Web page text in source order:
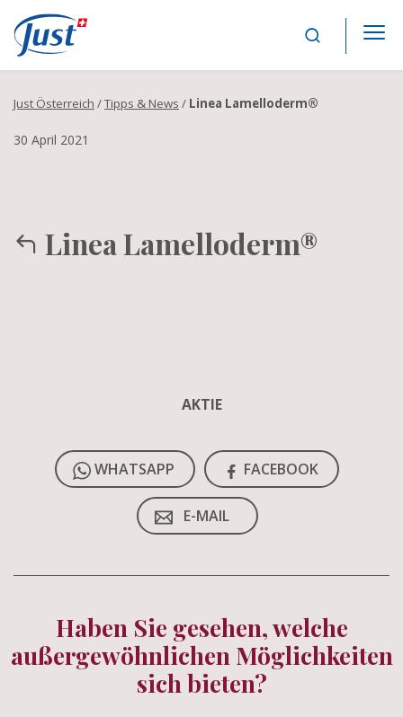
Main Navigation
Just Österreich /Tipps & News / Linea Lamelloderm®
30 April 2021
Linea Lamelloderm®
AKTIE
WHATSAPP FACEBOOK
E-MAIL
Haben Sie gesehen, welche
außergewöhnlichen Möglichkeiten
sich bieten?